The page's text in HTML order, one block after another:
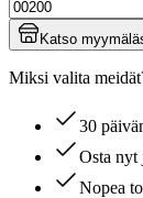
Katso
Miksi valita
30
Osta nyt
Nopea